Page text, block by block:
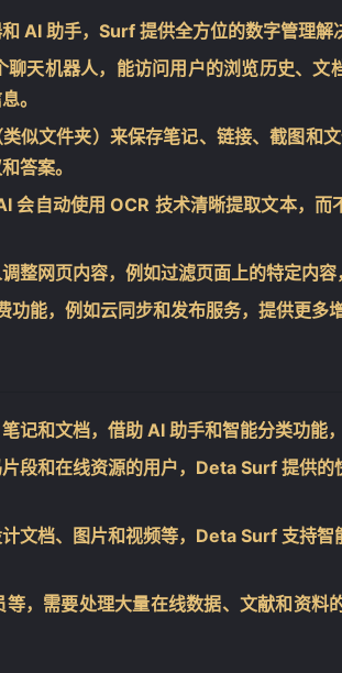
AI 助手，Surf 提供全方位的数字管理解
聊天机器人，能访问用户的浏览历史、文
。
似文件夹）来保存笔记、链接、截图和
答案。
会自动使用 OCR 技术清晰提取文本，
整网页内容，例如过滤页面上的特定内容
能，例如云同步和发布服务，提供更多
记和文档，借助 AI 助手和智能分类功能
段和在线资源的用户，Deta Surf 提供
文档、图片和视频等，Deta Surf 支持
等，需要处理大量在线数据、文献和资料